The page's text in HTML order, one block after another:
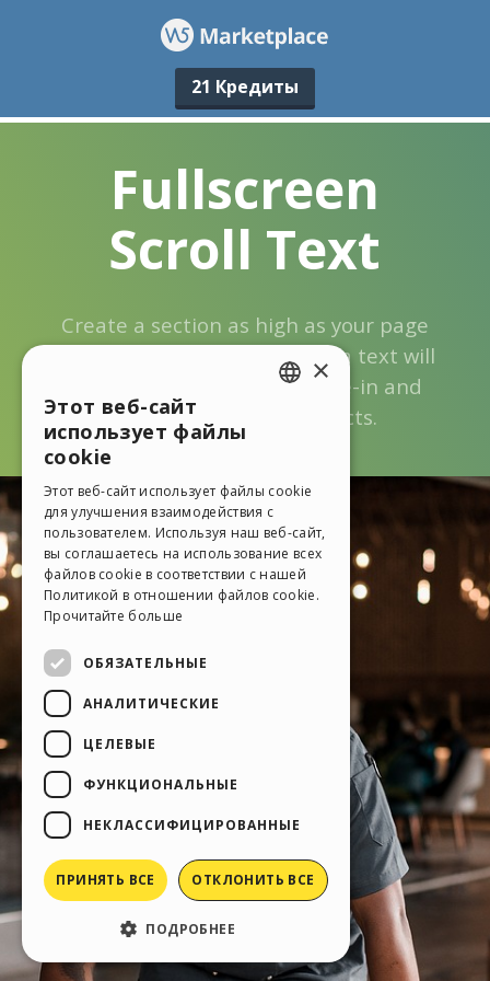
21 Кредиты
GERMAN
SPANISH
PORTUGUESE
POLISH
×
Этот веб-сайт
использует файлы
cookie
Этот веб-сайт использует файлы cookie
для улучшения взаимодействия с
пользователем. Используя наш веб-сайт,
вы соглашаетесь на использование всех
файлов cookie в соответствии с нашей
Политикой в ​​отношении файлов cookie.
Прочитайте больше
ОБЯЗАТЕЛЬНЫЕ
АНАЛИТИЧЕСКИЕ
ЦЕЛЕВЫЕ
ФУНКЦИОНАЛЬНЫЕ
НЕКЛАССИФИЦИРОВАННЫЕ
ПРИНЯТЬ ВСЕ ОТКЛОНИТЬ ВСЕ
ПОДРОБНЕЕ